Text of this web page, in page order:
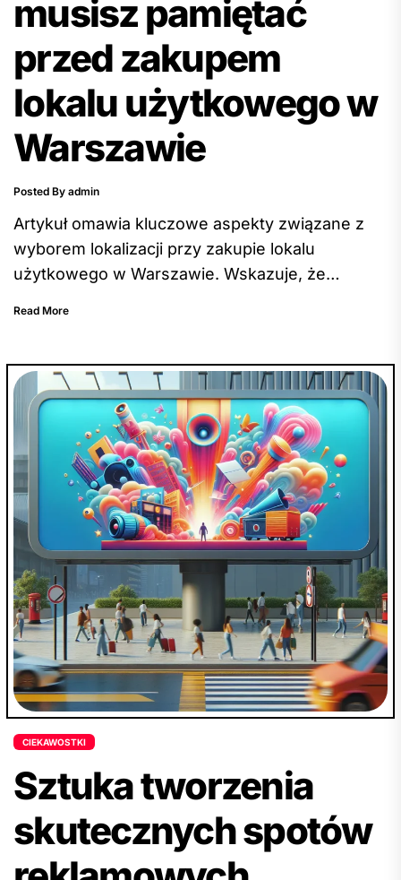
musisz pamiętać
przed zakupem
lokalu użytkowego w
Warszawie
Posted By admin
Artykuł omawia kluczowe aspekty związane z
wyborem lokalizacji przy zakupie lokalu
użytkowego w Warszawie. Wskazuje, że
dopasowania lokalizacji do rodzaju planowanej
działalności oraz zaleca konsultację z ekspertem
od nieruchomości komercyjnych w celu
dokładnej analizy lokalizacji i trendów
rynkowych. Artykuł zachęca do przemyślanego
podejścia przy wyborze lokalizacji, aby uniknąć
potencjalnych problemów i osiągnąć sukces
biznesowy. Zawiera także wskazówki odnośnie
do oceny historii nieruchomości przed
podjęciem decyzji zakupu. Całość artykułu
skupia się na wytłumaczeniu, dlaczego wybór
lokalizacji jest kluczowym krokiem przy zakupie
lokalu użytkowego w Warszawie oraz zachęca
czytelnika do zgłębienia tematu.
Read More
CIEKAWOSTKI
Sztuka tworzenia
skutecznych spotów